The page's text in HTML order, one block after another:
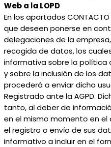
Web a la LOPD
En los apartados
que deseen ponerse en
delegaciones de la
recogida de datos, los
informativa sobre la política
y sobre la inclusión de los
procederá a enviar dicho
Registrado ante la AGPD.
tanto, al deber de
en el mismo momento en el
el registro o envío de sus
informativo a incluir en el